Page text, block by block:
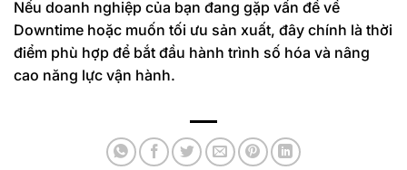
Nếu doanh nghiệp của bạn đang gặp vấn đề về
Downtime hoặc muốn tối ưu sản xuất, đây chính là thời
điểm phù hợp để bắt đầu hành trình số hóa và nâng
cao năng lực vận hành.